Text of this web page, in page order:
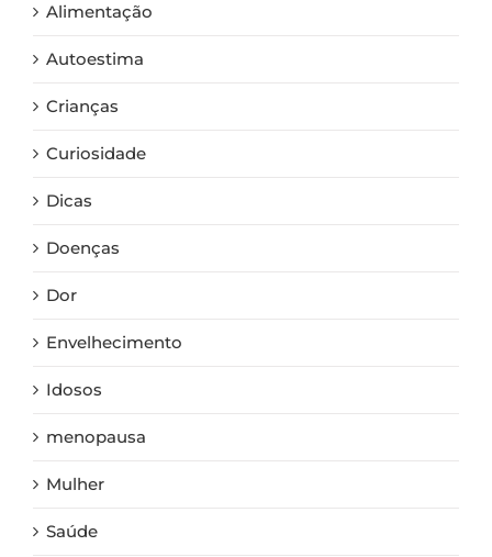
Alimentação
Autoestima
Crianças
Curiosidade
Dicas
Doenças
Dor
Envelhecimento
Idosos
menopausa
Mulher
Saúde